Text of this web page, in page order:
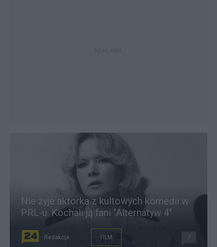
Nie żyje aktorka z kultowych komedii w
PRL-u. Kochali ją fani "Alternatyw 4"
Redakcja FILM 7